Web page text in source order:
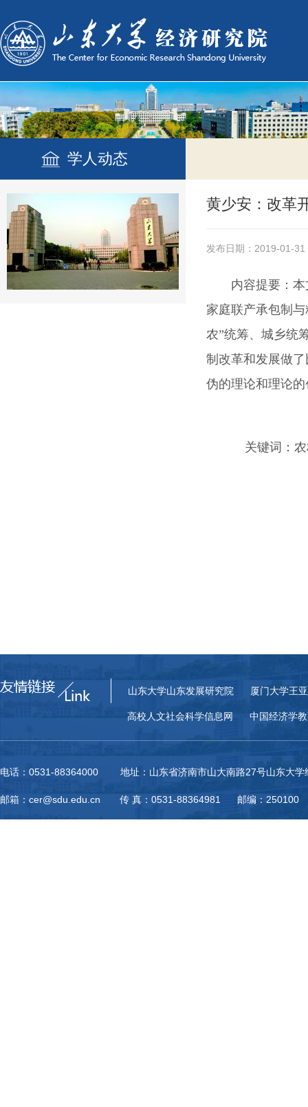
学人动态
黄少安：改革
发布日期：2019-01-31
内容提要： 本
家庭联产承包制
农”统筹、城乡统
制改革和发展做
伪的理论和理论
关键词：
山东大学山东发展研究院 厦门大学王
高校人文社会科学信息网 中国经济学
电话：0531-88364000 地址：山东省济南市山大南路27号山东大学
邮箱：cer@sdu.edu.cn 传 真：0531-88364981 邮编：250100